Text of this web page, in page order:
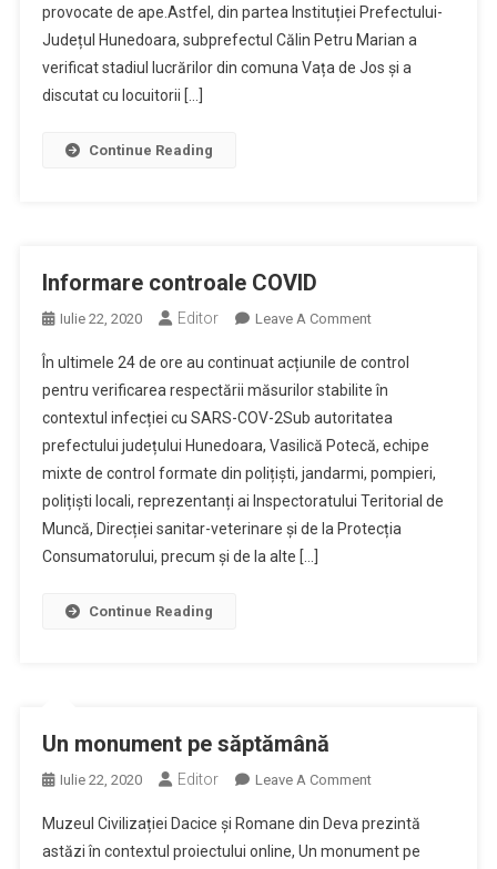
Marian
La
Vața
provocate de ape.Astfel, din partea Instituției Prefectului-
Județul Hunedoara, subprefectul Călin Petru Marian a
verificat stadiul lucrărilor din comuna Vața de Jos și a
discutat cu locuitorii […]
Continue Reading
Informare controale COVID
Iulie 22, 2020 Editor Leave A CommentOn
Controale
COVID
În ultimele 24 de ore au continuat acțiunile de control
pentru verificarea respectării măsurilor stabilite în
contextul infecției cu SARS-COV-2Sub autoritatea
prefectului județului Hunedoara, Vasilică Potecă, echipe
mixte de control formate din polițiști, jandarmi, pompieri,
polițiști locali, reprezentanți ai Inspectoratului Teritorial de
Muncă, Direcției sanitar-veterinare și de la Protecția
Consumatorului, precum și de la alte […]
Continue Reading
Un monument pe săptămână
Iulie 22, 2020 Editor Leave A CommentOn
Monument
Pe
Muzeul Civilizației Dacice și Romane din Deva prezintă
astăzi în contextul proiectului online, Un monument pe